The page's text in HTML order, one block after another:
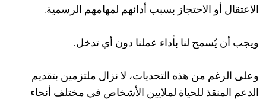
الاعتقال أو الاحتجاز بسبب أدائهم لمهامهم الرسمية.
ويجب أن يُسمح لنا بأداء عملنا دون أي تدخل.
وعلى الرغم من هذه التحديات، لا نزال ملتزمين بتقديم
الدعم المنقذ للحياة لملايين الأشخاص في مختلف أنحاء